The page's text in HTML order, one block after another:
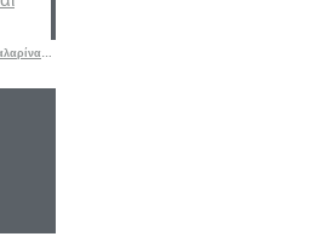
Λαμπάδα για κορίτσι "Γατούλα Μπαλαρίνα floral " με λαστιχάκι μαλλιών και όνομα